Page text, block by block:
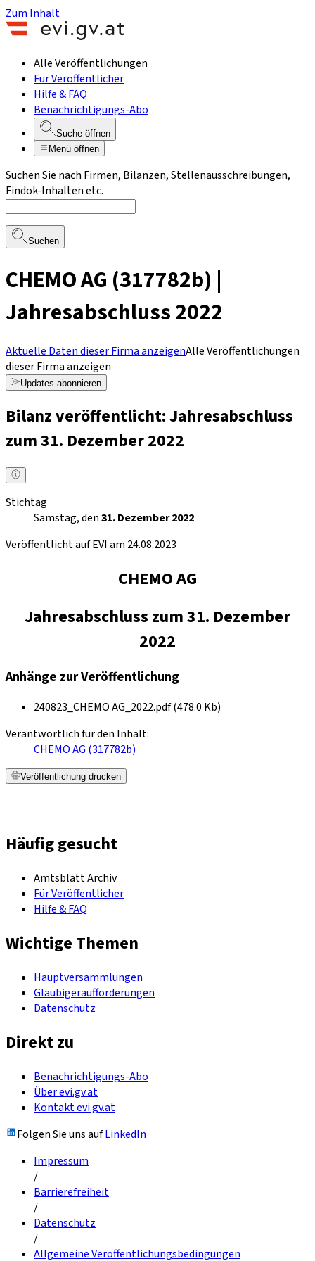
Zum Inhalt
Alle Veröffentlichungen
Für Veröffentlicher
Hilfe & FAQ
Benachrichtigungs-Abo
Suche öffnen
Menü öffnen
Suchen Sie nach Firmen, Bilanzen, Stellenausschreibungen,
Findok-Inhalten etc.
Suchen
CHEMO AG (317782b) |
Jahresabschluss 2022
Aktuelle Daten dieser Firma anzeigenAlle Veröffentlichungen
dieser Firma anzeigen
Updates abonnieren
Bilanz veröffentlicht: Jahresabschluss
zum 31. Dezember 2022
Stichtag
Samstag, den31. Dezember 2022
Veröffentlicht auf EVI am 24.08.2023
CHEMO AG
Jahresabschluss zum 31. Dezember
2022
Anhänge zur Veröffentlichung
240823_CHEMO AG_2022.pdf (478.0 Kb)
Verantwortlich für den Inhalt:
CHEMO AG (317782b)
Veröffentlichung drucken
Häufig gesucht
Amtsblatt Archiv
Für Veröffentlicher
Hilfe & FAQ
Wichtige Themen
Hauptversammlungen
Gläubigeraufforderungen
Datenschutz
Direkt zu
Benachrichtigungs-Abo
Über evi.gv.at
Kontakt evi.gv.at
Folgen Sie uns aufLinkedIn
Impressum
/
Barrierefreiheit
/
Datenschutz
/
Allgemeine Veröffentlichungsbedingungen